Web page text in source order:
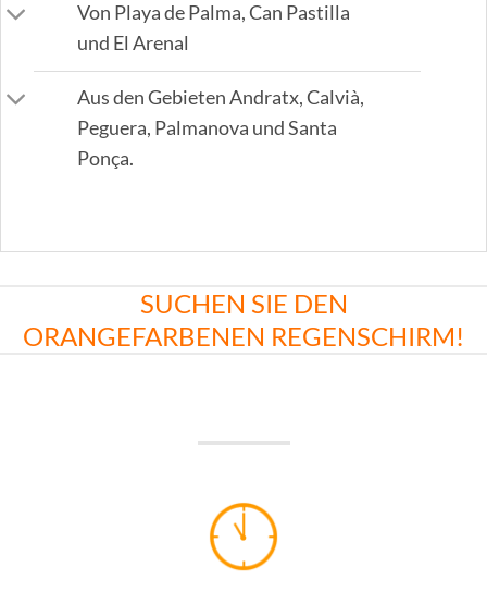
Von Playa de Palma, Can Pastilla
und El Arenal
Aus den Gebieten Andratx, Calvià,
Peguera, Palmanova und Santa
Ponça.
SUCHEN SIE DEN
ORANGEFARBENEN REGENSCHIRM!